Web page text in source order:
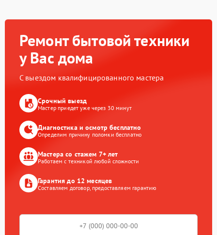
Ремонт бытовой техники
у Вас дома
С выездом квалифицированного мастера
Срочный выезд
Мастер приедет уже через 30 минут
Диагностика и осмотр бесплатно
Определим причину поломки бесплатно
Мастера со стажем 7+ лет
Работаем с техникой любой сложности
Гарантия до 12 месяцев
Составляем договор, предоставляем гарантию